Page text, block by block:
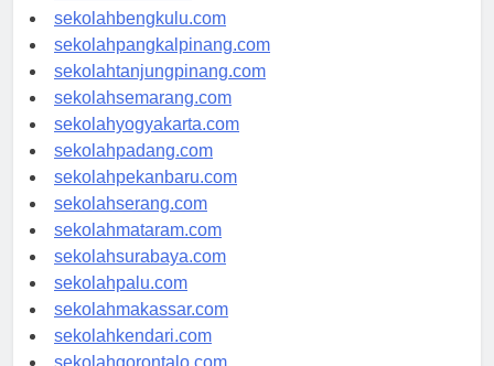
sekolahaceh.com
sekolahbengkulu.com
sekolahpangkalpinang.com
sekolahtanjungpinang.com
sekolahsemarang.com
sekolahyogyakarta.com
sekolahpadang.com
sekolahpekanbaru.com
sekolahserang.com
sekolahmataram.com
sekolahsurabaya.com
sekolahpalu.com
sekolahmakassar.com
sekolahkendari.com